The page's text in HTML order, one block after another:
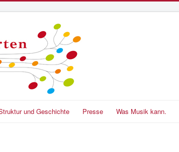
und Geschichte Presse Was Musik kann.